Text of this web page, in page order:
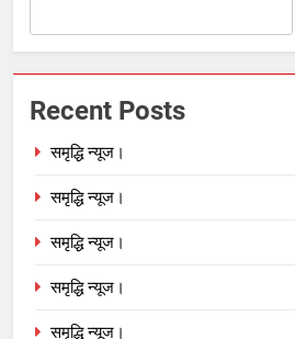
Recent Posts
समृद्धि न्यूज।
समृद्धि न्यूज।
समृद्धि न्यूज।
समृद्धि न्यूज।
समृद्धि न्यूज।